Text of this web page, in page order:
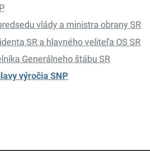
vlády a ministra obrany SR
SR a hlavného veliteľa OS SR
Generálneho štábu SR
výročia SNP